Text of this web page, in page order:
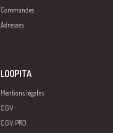
Commandes
Adresses
LOOPITA
Mentions légales
C.G.V
C.G.V. PRO